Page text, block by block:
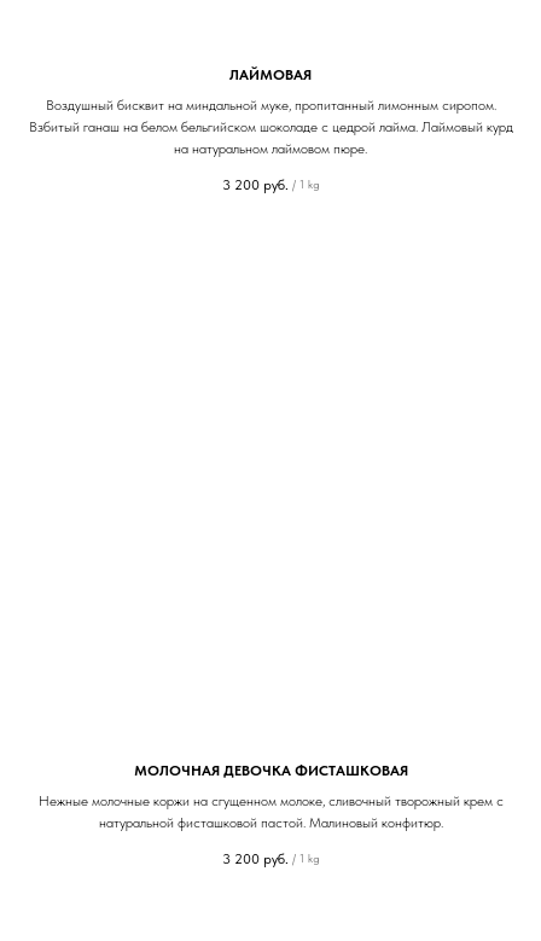
ЛАЙМОВАЯ
Воздушный бисквит на миндальной муке, пропитанный лимонным сиропом.
Взбитый ганаш на белом бельгийском шоколаде с цедрой лайма. Лаймовый курд
на натуральном лаймовом пюре.
3 200 руб. / 1 kg
МОЛОЧНАЯ ДЕВОЧКА ФИСТАШКОВАЯ
Нежные молочные коржи на сгущенном молоке, сливочный творожный крем с
натуральной фисташковой пастой. Малиновый конфитюр.
3 200 руб. / 1 kg